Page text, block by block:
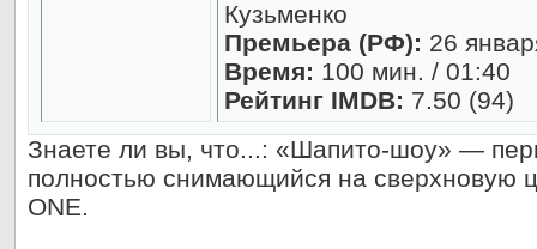
Кузьменко
Премьера (РФ): 26
Время: 100 мин. / 01:40
Рейтинг IMDB: 7.50 (94)
Знаете ли вы, что...: «Шапито-шоу» —
полностью снимающийся на сверхновую
ONE.